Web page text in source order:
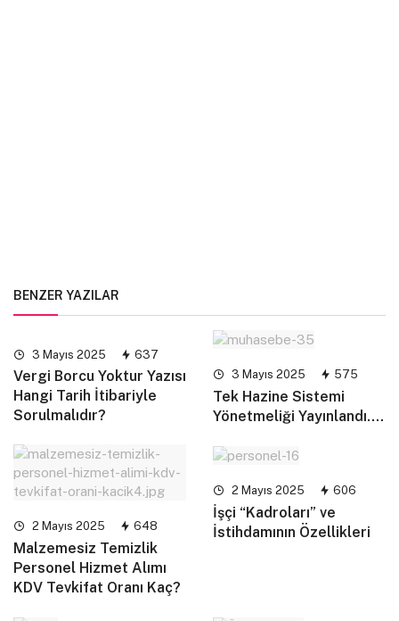
BENZER YAZILAR
3 Mayıs 2025 637
Vergi Borcu Yoktur Yazısı
Hangi Tarih İtibariyle
Sorulmalıdır?
3 Mayıs 2025 575
Tek Hazine Sistemi
Yönetmeliği Yayınlandı….
2 Mayıs 2025 648
Malzemesiz Temizlik
Personel Hizmet Alımı
KDV Tevkifat Oranı Kaç?
2 Mayıs 2025 606
İşçi “Kadroları” ve
İstihdamının Özellikleri